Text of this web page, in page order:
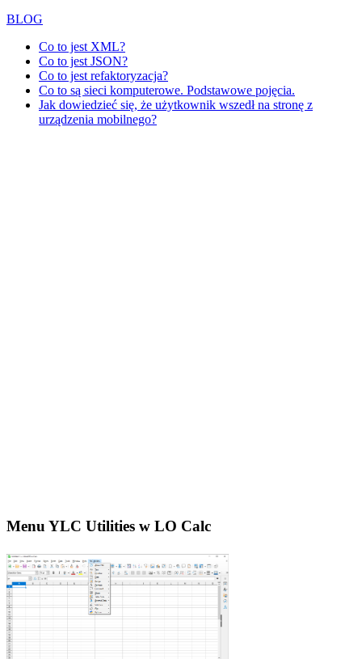
BLOG
Co to jest XML?
Co to jest JSON?
Co to jest refaktoryzacja?
Co to są sieci komputerowe. Podstawowe pojęcia.
Jak dowiedzieć się, że użytkownik wszedł na stronę z
urządzenia mobilnego?
Menu YLC Utilities w LO Calc